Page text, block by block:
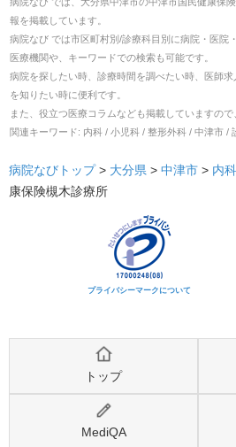
報を掲載しています。
病院なび では市区町村別/診療科目別に病院・医院
医療機関や、キーワードでの検索も可能です。
病院を探したい時、診療時間を調べたい時、医師
を知りたい時に便利です。
また、役立つ医療コラムなども掲載していますので
関連キーワード: 内科 / 小児科 / 整形外科 / 中津市 /
病院なびトップ> 大分県 > 中津市 > 内科
康保険槻木診療所
プライバシーマークについて
トップ
MediQA